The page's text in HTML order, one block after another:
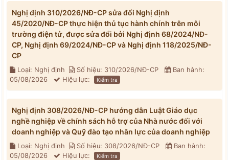
Nghị định 310/2026/NĐ-CP sửa đổi Nghị định
45/2020/NĐ-CP thực hiện thủ tục hành chính trên môi
trường điện tử, được sửa đổi bởi Nghị định 68/2024/NĐ-
CP, Nghị định 69/2024/NĐ-CP và Nghị định 118/2025/NĐ-
CP
Loại: Nghị định Số hiệu: 310/2026/NĐ-CP
Ban hành:
05/08/2026
Hiệu lực: Kiểm tra
Nghị định 308/2026/NĐ-CP hướng dẫn Luật Giáo dục
nghề nghiệp về chính sách hỗ trợ của Nhà nước đối với
doanh nghiệp và Quỹ đào tạo nhân lực của doanh nghiệp
Loại: Nghị định Số hiệu: 308/2026/NĐ-CP
Ban hành:
05/08/2026
Hiệu lực: Kiểm tra